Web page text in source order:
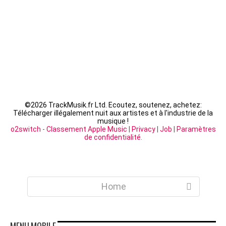
©2026 TrackMusik.fr Ltd. Ecoutez, soutenez, achetez:
Télécharger illégalement nuit aux artistes et à l'industrie de la
musique !
o2switch - Classement Apple Music Privacy| Job
Paramètres
de confidentialité
Home